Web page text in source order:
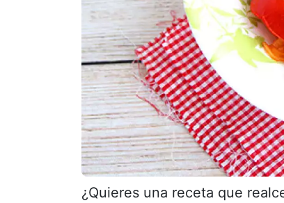
¿Quieres una receta que